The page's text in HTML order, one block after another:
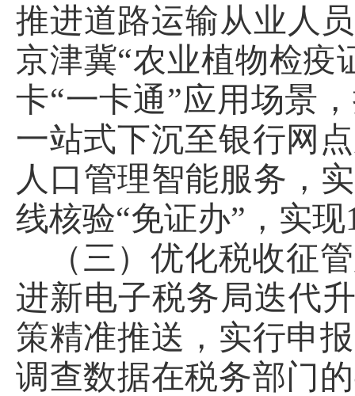
推进道路运输从业人
京津冀“农业植物检疫
卡“一卡通”应用场景
一站式下沉至银行网
人口管理智能服务，
线核验“免证办”，实
（三）优化税收征
进新电子税务局迭代
策精准推送，实行申
调查数据在税务部门